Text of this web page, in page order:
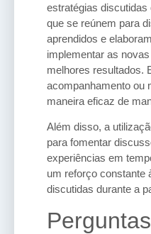
estratégias discutidas
que se reúnem para
aprendidos e
implementar as
melhores resultados.
acompanhamento ou
maneira eficaz de
Além disso, a
para fomentar
experiências em
um reforço constante
discutidas durante a
Perguntas